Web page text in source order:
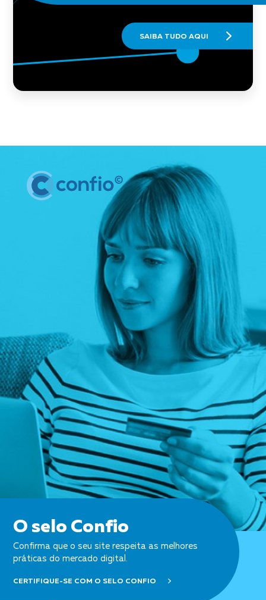
SAIBA TUDO AQUI
O selo Confio
Confirma que o seu site respeita as melhores
práticas do mercado digital.
CERTIFIQUE-SE COM O SELO CONFIO